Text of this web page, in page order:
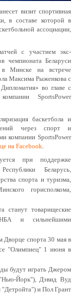
визит спортивная
в составе которой в
ассоциации,
с участием экс-
чемпионата Беларуси
Минске на встрече
Максима Рыженкова с
во главе с
SportsPower
баскетбола и
через спорт и
компании SportsPower
на Facebook.
при поддержке
Беларусь,
спорта и туризма,
горисполкома,
станут товарищеские
и сильнейшими
Дворце спорта 30 мая в
"Олимпиец" 1 июня в
будут играть Джером
Йорк"), Дэвид Вуд
и Пол Грант